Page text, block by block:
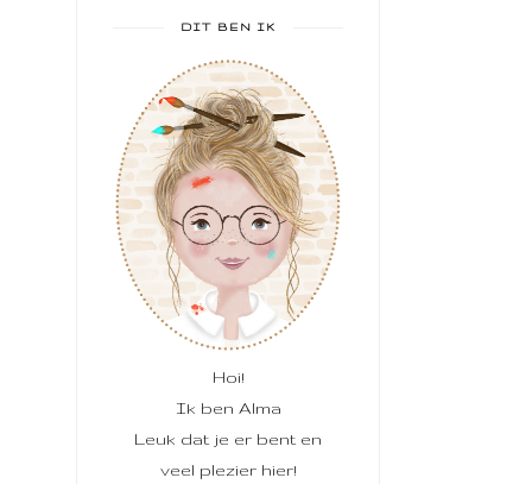
DIT BEN IK
Hoi!
Ik ben Alma
Leuk dat je er bent en
veel plezier hier!